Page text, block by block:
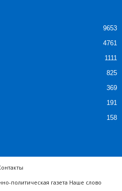
9653
4761
1111
825
369
191
158
политическая газета Наше слово